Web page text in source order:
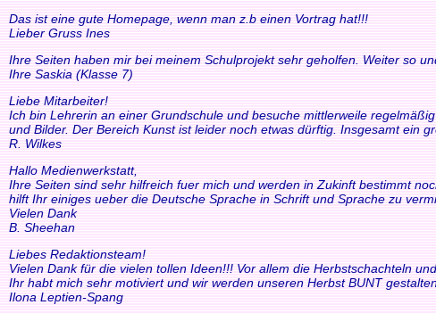
Das ist eine gute Homepage, wenn man z.b einen Vortrag hat!!!
Lieber Gruss Ines
Ihre Seiten haben mir bei meinem Schulprojekt sehr geholfen. Weiter so
Ihre Saskia (Klasse 7)
Liebe Mitarbeiter!
Ich bin Lehrerin an einer Grundschule und besuche mittlerweile
und Bilder. Der Bereich Kunst ist leider noch etwas dürftig. Insgesamt ein
R. Wilkes
Hallo Medienwerkstatt,
Ihre Seiten sind sehr hilfreich fuer mich und werden in Zukinft bestimmt
hilft Ihr einiges ueber die Deutsche Sprache in Schrift und Sprache zu
Vielen Dank
B. Sheehan
Liebes Redaktionsteam!
Vielen Dank für die vielen tollen Ideen!!! Vor allem die Herbstschachteln
Ihr habt mich sehr motiviert und wir werden unseren Herbst BUNT
Ilona Leptien-Spang